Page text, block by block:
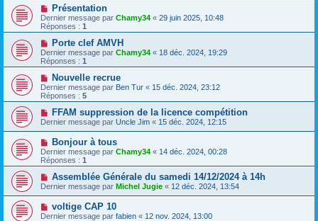
Présentation
Dernier message par Chamy34 « 29 juin 2025, 10:48
Réponses : 1
Porte clef AMVH
Dernier message par Chamy34 « 18 déc. 2024, 19:29
Réponses : 1
Nouvelle recrue
Dernier message par Ben Tur « 15 déc. 2024, 23:12
Réponses : 5
FFAM suppression de la licence compétition
Dernier message par Uncle Jim « 15 déc. 2024, 12:15
Bonjour à tous
Dernier message par Chamy34 « 14 déc. 2024, 00:28
Réponses : 1
Assemblée Générale du samedi 14/12/2024 à 14h
Dernier message par Michel Jugie « 12 déc. 2024, 13:54
voltige CAP 10
Dernier message par fabien « 12 nov. 2024, 13:00